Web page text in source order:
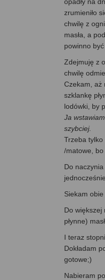
zrumieniło
chwilę z
masła, a
powinno
Zdejmuję z
chwilę
Czekam, aż
szklankę
lodówki, by
Ja
szybciej.
Trzeba tylko
/matowe, bo
Do
Siekam obie
Do większej
płynne)
I teraz
Dokładam
gotowe;)
Nabieram